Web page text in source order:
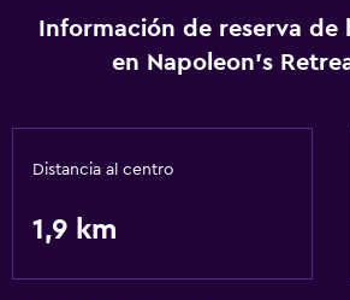
Aire acondicionado
Información de reserva de
en Napoleon's
Distancia al centro
1,9 km